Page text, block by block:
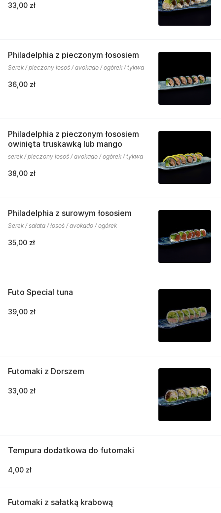
33,00 zł
Philadelphia z pieczonym łososiem
Serek / pieczony łosoś / avokado / ogórek / tykwa
36,00 zł
Philadelphia z pieczonym łososiem
owinięta truskawką lub mango
serek / pieczony łosoś / avokado / ogórek / tykwa
38,00 zł
Philadelphia z surowym łososiem
Serek / sałata / łosoś / avokado / ogórek
35,00 zł
Futo Special tuna
39,00 zł
Futomaki z Dorszem
33,00 zł
Tempura dodatkowa do futomaki
4,00 zł
Futomaki z sałatką krabową